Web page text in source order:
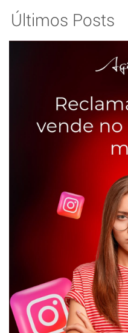
Últimos Posts